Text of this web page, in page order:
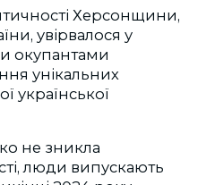
Херсонщини,
увірвалося у
окупантами
унікальних
української
не зникла
люди випускають